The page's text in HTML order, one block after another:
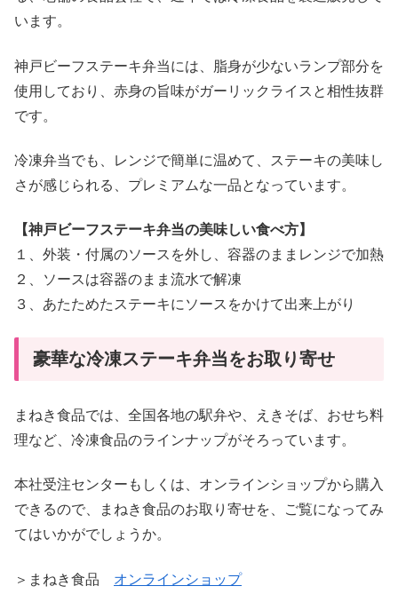
います。
神戸ビーフステーキ弁当には、脂身が少ないランプ部分を
使用しており、赤身の旨味がガーリックライスと相性抜群
です。
冷凍弁当でも、レンジで簡単に温めて、ステーキの美味し
さが感じられる、プレミアムな一品となっています。
【神戸ビーフステーキ弁当の美味しい食べ方】
１、外装・付属のソースを外し、容器のままレンジで加熱
２、ソースは容器のまま流水で解凍
３、あたためたステーキにソースをかけて出来上がり
豪華な冷凍ステーキ弁当をお取り寄せ
まねき食品では、全国各地の駅弁や、えきそば、おせち料
理など、冷凍食品のラインナップがそろっています。
本社受注センターもしくは、オンラインショップから購入
できるので、まねき食品のお取り寄せを、ご覧になってみ
てはいかがでしょうか。
＞まねき食品 オンラインショップ